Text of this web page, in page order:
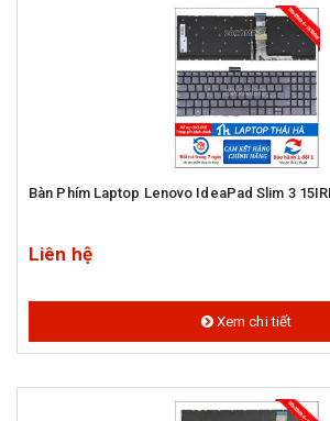
Bàn Phím Laptop Lenovo IdeaPad Slim 3
Liên hệ
Xem chi tiết